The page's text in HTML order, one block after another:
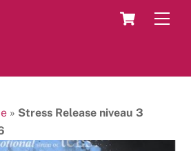
Cart
» Stress Release niveau 3